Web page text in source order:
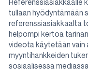
tullaan hyödyntämään
referenssiasiakkaalta
helpompi kertoa
videota käytetään
myyntihankkeiden
sosiaalisessa